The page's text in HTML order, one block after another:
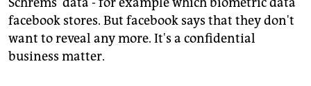
facebook stores. But facebook says that they don't
want to reveal any more. It's a confidential
business matter.